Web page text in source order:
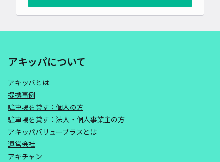
アキッパについて
アキッパとは
提携事例
駐車場を貸す：個人の方
駐車場を貸す：法人・個人事業主の方
アキッパバリュープラスとは
運営会社
アキチャン